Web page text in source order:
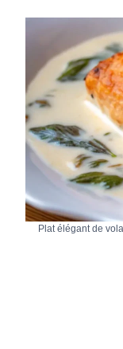
Plat élégant de